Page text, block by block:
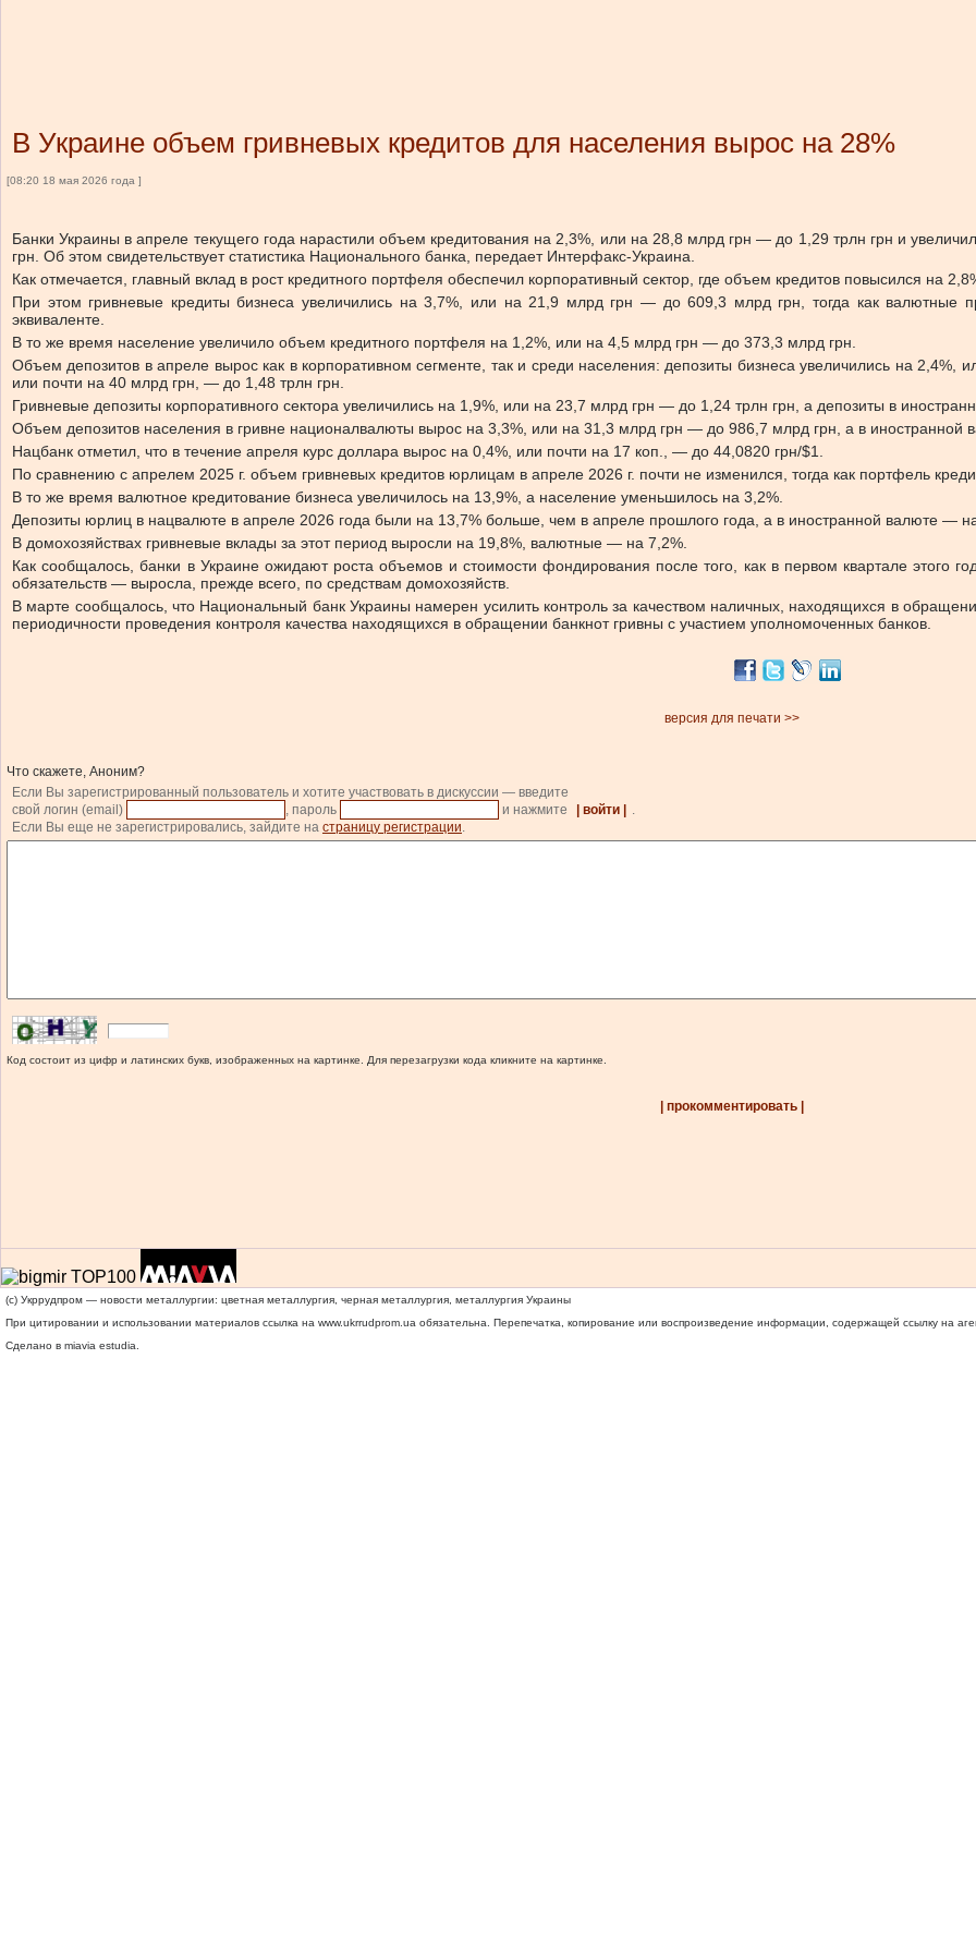
В Украине объем гривневых кредитов для населения вырос на 28%
[08:20 18 мая 2026 года ]
Банки Украины в апреле текущего года нарастили объем кредитования на 2,3%, или на 28,8 млрд грн — до 1,29 трлн грн и
грн. Об этом свидетельствует статистика Национального банка, передает Интерфакс-Украина.
Как отмечается, главный вклад в рост кредитного портфеля обеспечил корпоративный сектор, где объем кредитов повысился на
При этом гривневые кредиты бизнеса увеличились на 3,7%, или на 21,9 млрд грн — до 609,3 млрд грн, тогда как
эквиваленте.
В то же время население увеличило объем кредитного портфеля на 1,2%, или на 4,5 млрд грн — до 373,3 млрд грн.
Объем депозитов в апреле вырос как в корпоративном сегменте, так и среди населения: депозиты бизнеса увеличились на
или почти на 40 млрд грн, — до 1,48 трлн грн.
Гривневые депозиты корпоративного сектора увеличились на 1,9%, или на 23,7 млрд грн — до 1,24 трлн грн, а депозиты в
Объем депозитов населения в гривне националвалюты вырос на 3,3%, или на 31,3 млрд грн — до 986,7 млрд грн, а в
Нацбанк отметил, что в течение апреля курс доллара вырос на 0,4%, или почти на 17 коп., — до 44,0820 грн/$1.
По сравнению с апрелем 2025 г. объем гривневых кредитов юрлицам в апреле 2026 г. почти не изменился, тогда как портфель
В то же время валютное кредитование бизнеса увеличилось на 13,9%, а население уменьшилось на 3,2%.
Депозиты юрлиц в нацвалюте в апреле 2026 года были на 13,7% больше, чем в апреле прошлого года, а в иностранной валюте —
В домохозяйствах гривневые вклады за этот период выросли на 19,8%, валютные — на 7,2%.
Как сообщалось, банки в Украине ожидают роста объемов и стоимости фондирования после того, как в первом квартале этого
обязательств — выросла, прежде всего, по средствам домохозяйств.
В марте сообщалось, что Национальный банк Украины намерен усилить контроль за качеством наличных, находящихся в
периодичности проведения контроля качества находящихся в обращении банкнот гривны с участием уполномоченных банков.
версия для печати >>
Что скажете, Аноним?
Если Вы зарегистрированный пользователь и хотите участвовать в дискуссии — введите
свой логин (email)
, пароль и нажмите | войти |
.
Если Вы еще не зарегистрировались, зайдите на страницу регистрации.
Код состоит из цифр и латинских букв, изображенных на картинке. Для перезагрузки кода кликните на картинке.
| прокомментировать |
(c) Укррудпром — новости металлургии: цветная металлургия, черная металлургия, металлургия Украины
При цитировании и использовании материалов ссылка на www.ukrrudprom.ua обязательна. Перепечатка, копирование или воспроизведение информации, содержащей ссылку на
Сделано в miavia estudia.